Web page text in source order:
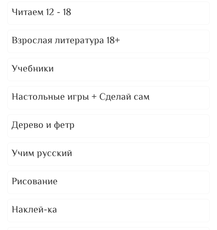
Читаем 12 - 18
Взрослая литература 18+
Учебники
Настольные игры + Сделай сам
Дерево и фетр
Учим русский
Рисование
Наклей-ка